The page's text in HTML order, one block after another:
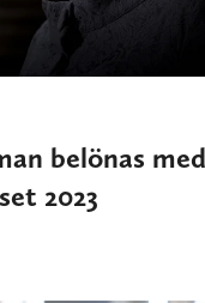
belönas med
2023